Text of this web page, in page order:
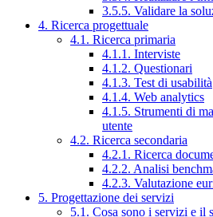
3.5.5. Validare la
4. Ricerca progettuale
4.1. Ricerca primaria
4.1.1. Interviste
4.1.2. Questionari
4.1.3. Test di usabilità
4.1.4. Web analytics
4.1.5. Strumenti di
utente
4.2. Ricerca secondaria
4.2.1. Ricerca
4.2.2. Analisi
4.2.3. Valutazione
5. Progettazione dei servizi
5.1. Cosa sono i servizi e il